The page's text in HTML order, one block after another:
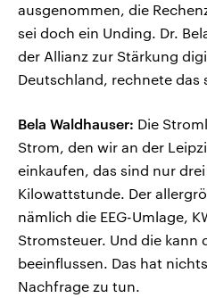
ausgenommen, die
sei doch ein Unding. Dr.
der Allianz zur Stärkung
Deutschland, rechnete das
Bela Waldhauser: Die
Strom, den wir an der
einkaufen, das sind nur
Kilowattstunde. Der
nämlich die EEG-Umlage,
Stromsteuer. Und die kann
beeinflussen. Das hat
Nachfrage zu tun.